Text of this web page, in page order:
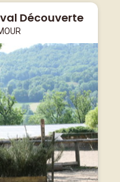
Découverte